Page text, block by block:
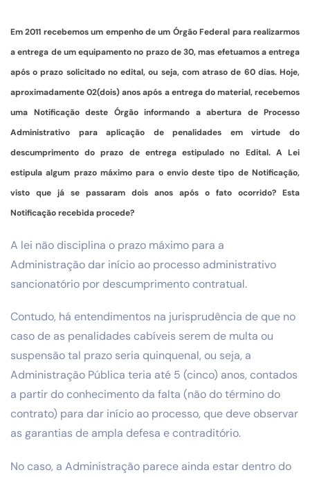
Em 2011 recebemos um empenho de um Órgão Federal para realizarmos
a entrega de um equipamento no prazo de 30, mas efetuamos a entrega
após o prazo solicitado no edital, ou seja, com atraso de 60 dias. Hoje,
aproximadamente 02(dois) anos após a entrega do material, recebemos
uma Notificação deste Órgão informando a abertura de Processo
Administrativo para aplicação de penalidades em virtude do
descumprimento do prazo de entrega estipulado no Edital. A Lei
estipula algum prazo máximo para o envio deste tipo de Notificação,
visto que já se passaram dois anos após o fato ocorrido? Esta
Notificação recebida procede?
A lei não disciplina o prazo máximo para a
Administração dar início ao processo administrativo
sancionatório por descumprimento contratual.
Contudo, há entendimentos na jurisprudência de que no
caso de as penalidades cabíveis serem de multa ou
suspensão tal prazo seria quinquenal, ou seja, a
Administração Pública teria até 5 (cinco) anos, contados
a partir do conhecimento da falta (não do término do
contrato) para dar início ao processo, que deve observar
as garantias de ampla defesa e contraditório.
No caso, a Administração parece ainda estar dentro do